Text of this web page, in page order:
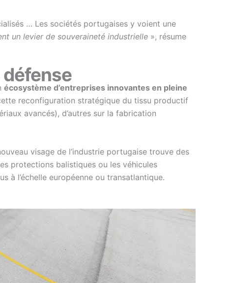
… Les sociétés portugaises y voient une
un levier de souveraineté industrielle », résume
écosystème d’entreprises innovantes en pleine
reconfiguration stratégique du tissu productif
avancés), d’autres sur la fabrication
visage de l’industrie portugaise trouve des
protections balistiques ou les véhicules
à l’échelle européenne ou transatlantique.